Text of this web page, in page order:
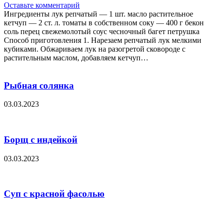
Оставьте комментарий
Ингредиенты лук репчатый — 1 шт. масло растительное
кетчуп — 2 ст. л. томаты в собственном соку — 400 г бекон
соль перец свежемолотый соус чесночный багет петрушка
Способ приготовления 1. Нарезаем репчатый лук мелкими
кубиками. Обжариваем лук на разогретой сковороде с
растительным маслом, добавляем кетчуп…
Рыбная солянка
03.03.2023
Борщ с индейкой
03.03.2023
Суп с красной фасолью